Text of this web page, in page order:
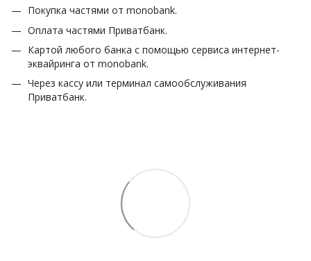
Покупка частями от monobank.
Оплата частями Приватбанк.
Картой любого банка с помощью сервиса интернет-
эквайринга от monobank.
Через кассу или терминал самообслуживания
Приватбанк.